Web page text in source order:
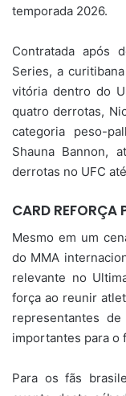
temporada 2026.
Contratada após
Series, a
vitória dentro do
quatro derrotas,
categoria peso-
Shauna Bannon,
derrotas no UFC
CARD REFORÇA
Mesmo em um
do MMA
relevante no
força ao reunir
representantes
importantes para o
Para os fãs